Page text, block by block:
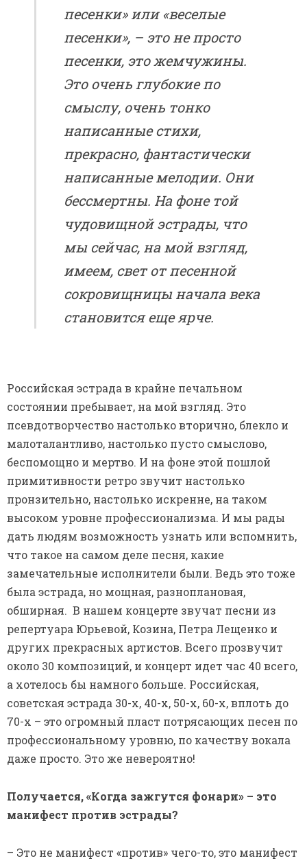
песенки» или «веселые
песенки», – это не просто
песенки, это жемчужины.
Это очень глубокие по
смыслу, очень тонко
написанные стихи,
прекрасно, фантастически
написанные мелодии. Они
бессмертны. На фоне той
чудовищной эстрады, что
мы сейчас, на мой взгляд,
имеем, свет от песенной
сокровищницы начала века
становится еще ярче.
Российская эстрада в крайне печальном
состоянии пребывает, на мой взгляд. Это
псевдотворчество настолько вторично, блекло и
малоталантливо, настолько пусто смыслово,
беспомощно и мертво. И на фоне этой пошлой
примитивности ретро звучит настолько
пронзительно, настолько искренне, на таком
высоком уровне профессионализма. И мы рады
дать людям возможность узнать или вспомнить,
что такое на самом деле песня, какие
замечательные исполнители были. Ведь это тоже
была эстрада, но мощная, разноплановая,
обширная. В нашем концерте звучат песни из
репертуара Юрьевой, Козина, Петра Лещенко и
других прекрасных артистов. Всего прозвучит
около 30 композиций, и концерт идет час 40 всего,
а хотелось бы намного больше. Российская,
советская эстрада 30-х, 40-х, 50-х, 60-х, вплоть до
70-х – это огромный пласт потрясающих песен по
профессиональному уровню, по качеству вокала
даже просто. Это же невероятно!
Получается, «Когда зажгутся фонари» – это
манифест против эстрады?
– Это не манифест «против» чего-то, это манифест